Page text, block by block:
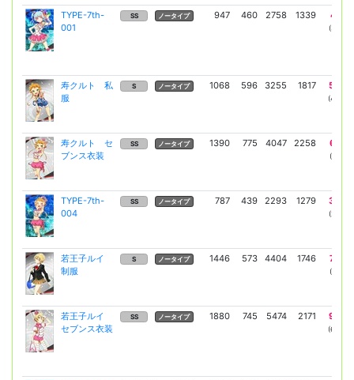
TYPE-7th-
001
SS ノータイプ 947 460 2758 1339 4515
(3447)
寿クルト 私
服
S ノータイプ 1068 596 3255 1817 5330
(4069)
寿クルト セ
ブンス衣装
SS ノータイプ 1390 775 4047 2258 6627
(5059)
TYPE-7th-
004
SS ノータイプ 787 439 2293 1279 3754
(2866)
若王子ルイ
制服
S ノータイプ 1446 573 4404 1746 7265
(5504)
若王子ルイ
セブンス衣装
SS ノータイプ 1880 745 5474 2171 9032
(6843)